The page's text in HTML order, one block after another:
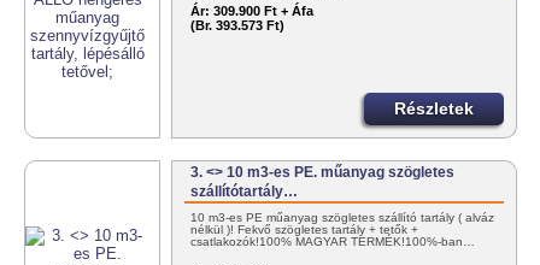
Ár: 309.900 Ft + Áfa
(Br. 393.573 Ft)
Részletek
3. <> 10 m3-es PE. műanyag szögletes
szállítótartály…
10 m3-es PE műanyag szögletes szállító tartály ( alváz
nélkül )! Fekvő szögletes tartály + tetők +
csatlakozók!100% MAGYAR TERMÉK!100%-ban…